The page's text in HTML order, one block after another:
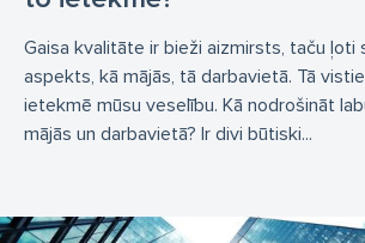
CO2 čilleris ledus
DRY COOLERi ar gaisu dzesējami
sausie dzesētāji
gaisa siltummaiņi
Adiabētiskā dzesēšana
CAREL
Komforta un rūpniecisko procesu
Izotermālā mitrināšana
Gaisa kvalitāte ir bieži aizmirsts, taču ļoti
aspekts, kā mājās, tā darbavietā. Tā
ietekmē mūsu veselību. Kā nodrošināt
mājās un darbavietā? Ir divi būtiski...